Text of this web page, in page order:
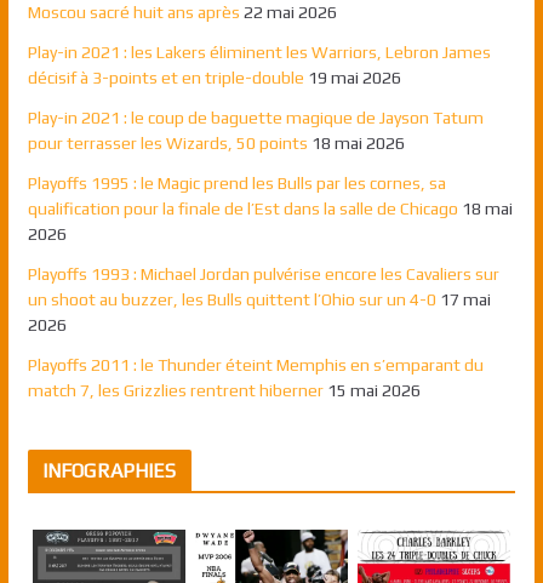
Moscou sacré huit ans après 22 mai 2026
Play-in 2021 : les Lakers éliminent les Warriors, Lebron James
décisif à 3-points et en triple-double 19 mai 2026
Play-in 2021 : le coup de baguette magique de Jayson Tatum
pour terrasser les Wizards, 50 points 18 mai 2026
Playoffs 1995 : le Magic prend les Bulls par les cornes, sa
qualification pour la finale de l’Est dans la salle de Chicago 18 mai
2026
Playoffs 1993 : Michael Jordan pulvérise encore les Cavaliers sur
un shoot au buzzer, les Bulls quittent l’Ohio sur un 4-0 17 mai
2026
Playoffs 2011 : le Thunder éteint Memphis en s’emparant du
match 7, les Grizzlies rentrent hiberner 15 mai 2026
INFOGRAPHIES